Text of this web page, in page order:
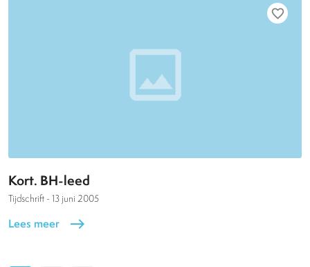
favorite_border
Kort. BH-leed
Tijdschrift - 13 juni 2005
Lees meer east